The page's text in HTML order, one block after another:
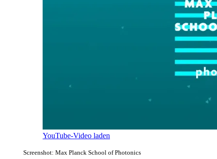
YouTube-Video laden
Screenshot: Max Planck School of Photonics